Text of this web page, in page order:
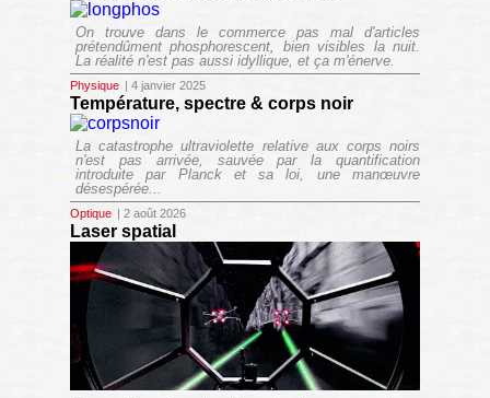
On trouve dans le commerce pas mal d'articles
prétendûment phosphorescent, bien visibles la nuit.
La réalité n'est pas aussi idyllique, et ça m'énerve.
Physique | 4 janvier 2025
Température, spectre & corps noir
La catastrophe ultraviolette relative aux corps noirs
n'est pas arrivée, sauvée par la quantification
introduite par Planck et sa loi, une manœuvre
désespérée...
Optique | 2 août 2026
Laser spatial